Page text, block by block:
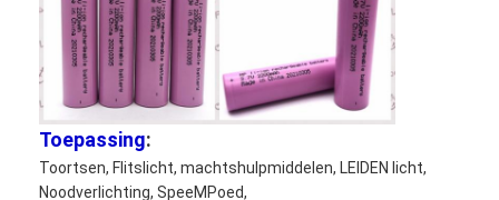
NiMH oplaadbare batterijen
NiCd-oplaadbare batterijen
LCD Battery Charger
NiMH accu 's
Toepassing:
Toortsen, Flitslicht, machtshulpmiddelen, LEIDEN licht,
Noodverlichting, SpeeMPoed,